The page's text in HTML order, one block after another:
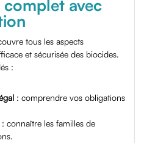
avec
tous les aspects
et sécurisée des biocides.
:
: comprendre vos obligations
: connaître les familles de